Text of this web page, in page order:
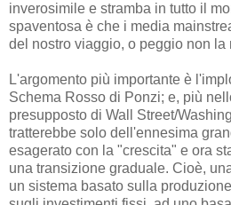
inverosimile e stramba in tutto il
spaventosa è che i media
del nostro viaggio, o peggio non la
L'argomento più importante è
Schema Rosso di Ponzi; e, più
presupposto di Wall Street/
tratterebbe solo dell'ennesima
esagerato con la "crescita" e ora
una transizione graduale. Cioè,
un sistema basato sulla